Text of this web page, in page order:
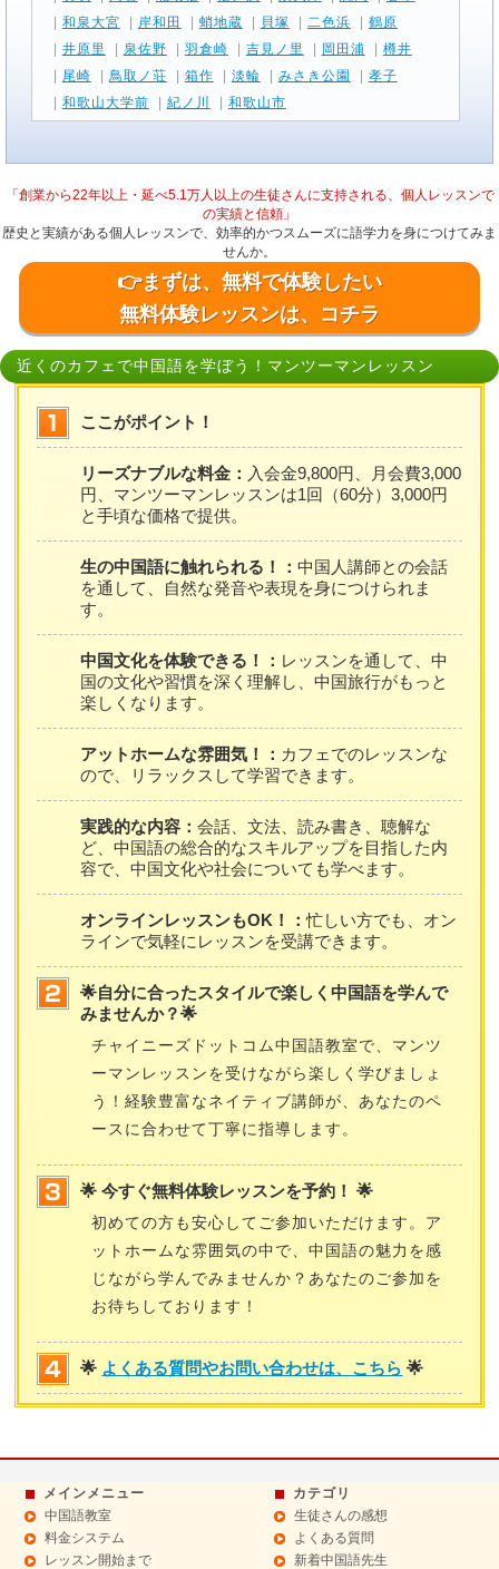
和泉大宮 岸和田 蛸地蔵 貝塚 二色浜
鶴原
井原里 泉佐野 羽倉崎 吉見ノ里 岡田浦
樽井
尾崎 鳥取ノ荘 箱作 淡輪 みさき公園
孝子
和歌山大学前 紀ノ川 和歌山市
「創業から22年以上・延べ5.1万人以上の生徒さんに支持される、個人レッスンで
の実績と信頼」
歴史と実績がある個人レッスンで、効率的かつスムーズに語学力を身につけてみま
せんか。
👉まずは、無料で体験したい
無料体験レッスンは、コチラ
近くのカフェで中国語を学ぼう！マンツーマンレッスン
ここがポイント！
リーズナブルな料金： 入会金9,800円、月会費3,000
円、マンツーマンレッスンは1回（60分）3,000円
と手頃な価格で提供。
生の中国語に触れられる！：中国人講師との会話
を通して、自然な発音や表現を身につけられま
す。
中国文化を体験できる！： レッスンを通して、中
国の文化や習慣を深く理解し、中国旅行がもっと
楽しくなります。
アットホームな雰囲気！： カフェでのレッスンな
ので、リラックスして学習できます。
実践的な内容：会話、文法、読み書き、聴解な
ど、中国語の総合的なスキルアップを目指した内
容で、中国文化や社会についても学べます。
オンラインレッスンもOK！：忙しい方でも、オン
ラインで気軽にレッスンを受講できます。
🌟自分に合ったスタイルで楽しく中国語を学んで
みませんか？🌟
チャイニーズドットコム中国語教室で、マンツ
ーマンレッスンを受けながら楽しく学びましょ
う！経験豊富なネイティブ講師が、あなたのペ
ースに合わせて丁寧に指導します。
🌟 今すぐ無料体験レッスンを予約！ 🌟
初めての方も安心してご参加いただけます。ア
ットホームな雰囲気の中で、中国語の魅力を感
じながら学んでみませんか？あなたのご参加を
お待ちしております！
🌟 よくある質問やお問い合わせは、こちら 🌟
メインメニュー
中国語教室
料金システム
レッスン開始まで
カテゴリ
生徒さんの感想
よくある質問
新着中国語先生